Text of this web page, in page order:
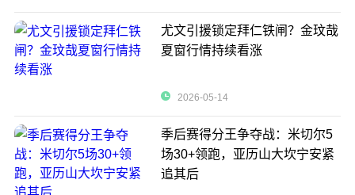
尤文引援锁定拜仁铁闸？金玟哉
夏窗行情持续看涨
2026-05-14
季后赛得分王争夺战：米切尔5
场30+领跑，亚历山大坎宁安紧
追其后